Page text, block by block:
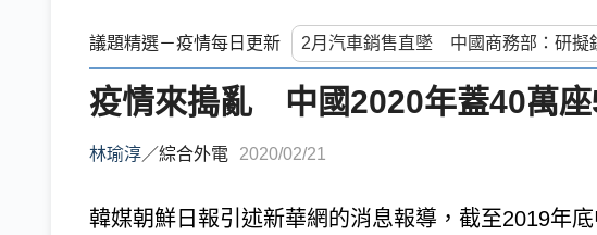
議題精選－疫情每日更新
疫情來搗亂 中國2020年蓋40萬座
林瑜淳／綜合外電 2020/02/21
韓媒朝鮮日報引述新華網的消息報導，截至2019年